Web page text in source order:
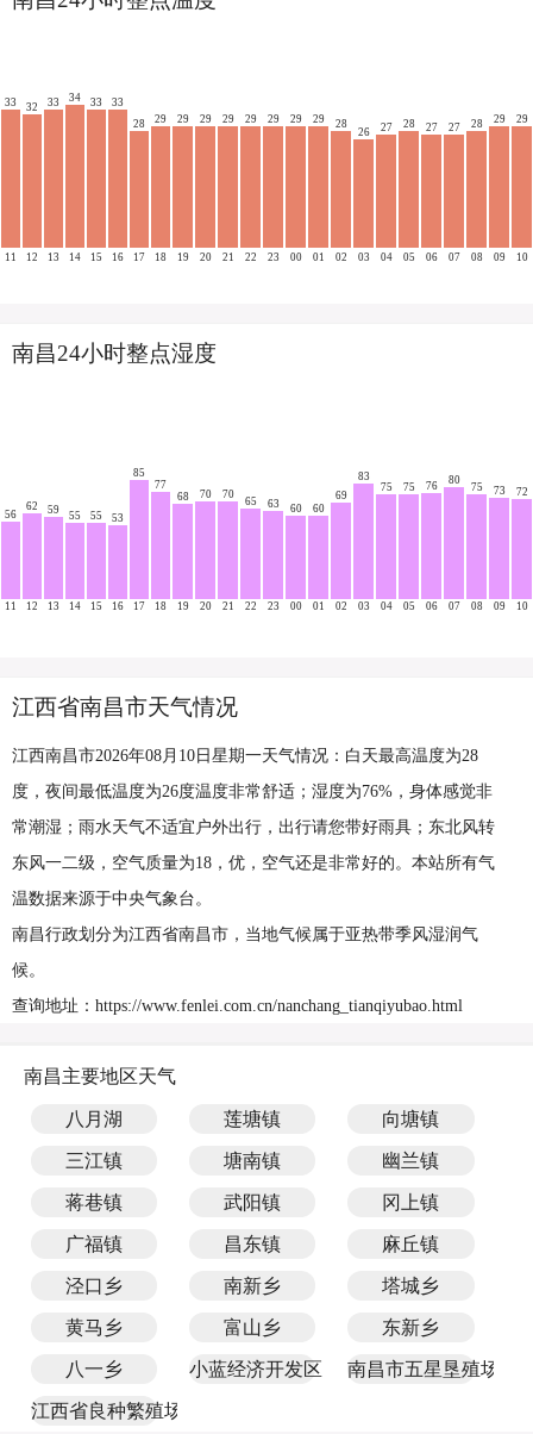
33
11
32
12
33
13
34
14
33
15
33
16
28
17
29
18
29
19
29
20
29
21
29
22
29
23
29
00
29
01
28
02
26
03
27
04
28
05
27
06
27
07
28
08
29
09
29
10
南昌24小时整点湿度
56
11
62
12
59
13
55
14
55
15
53
16
85
17
77
18
68
19
70
20
70
21
65
22
63
23
60
00
60
01
69
02
83
03
75
04
75
05
76
06
80
07
75
08
73
09
72
10
江西省南昌市天气情况
江西南昌市2026年08月10日星期一天气情况：白天最高温度为28
度，夜间最低温度为26度温度非常舒适；湿度为76%，身体感觉非
常潮湿；雨水天气不适宜户外出行，出行请您带好雨具；东北风转
东风一二级，空气质量为18，优，空气还是非常好的。本站所有气
温数据来源于中央气象台。
南昌行政划分为江西省南昌市，当地气候属于亚热带季风湿润气
候。
查询地址：https://www.fenlei.com.cn/nanchang_tianqiyubao.html
南昌主要地区天气
八月湖 莲塘镇 向塘镇
三江镇 塘南镇 幽兰镇
蒋巷镇 武阳镇 冈上镇
广福镇 昌东镇 麻丘镇
泾口乡 南新乡 塔城乡
黄马乡 富山乡 东新乡
八一乡 小蓝经济开发区 南昌市五星垦殖场
江西省良种繁殖场